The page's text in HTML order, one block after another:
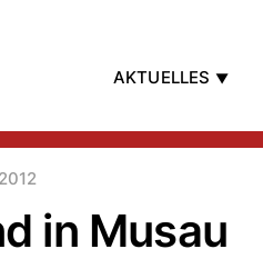
AKTUELLES
in Musau